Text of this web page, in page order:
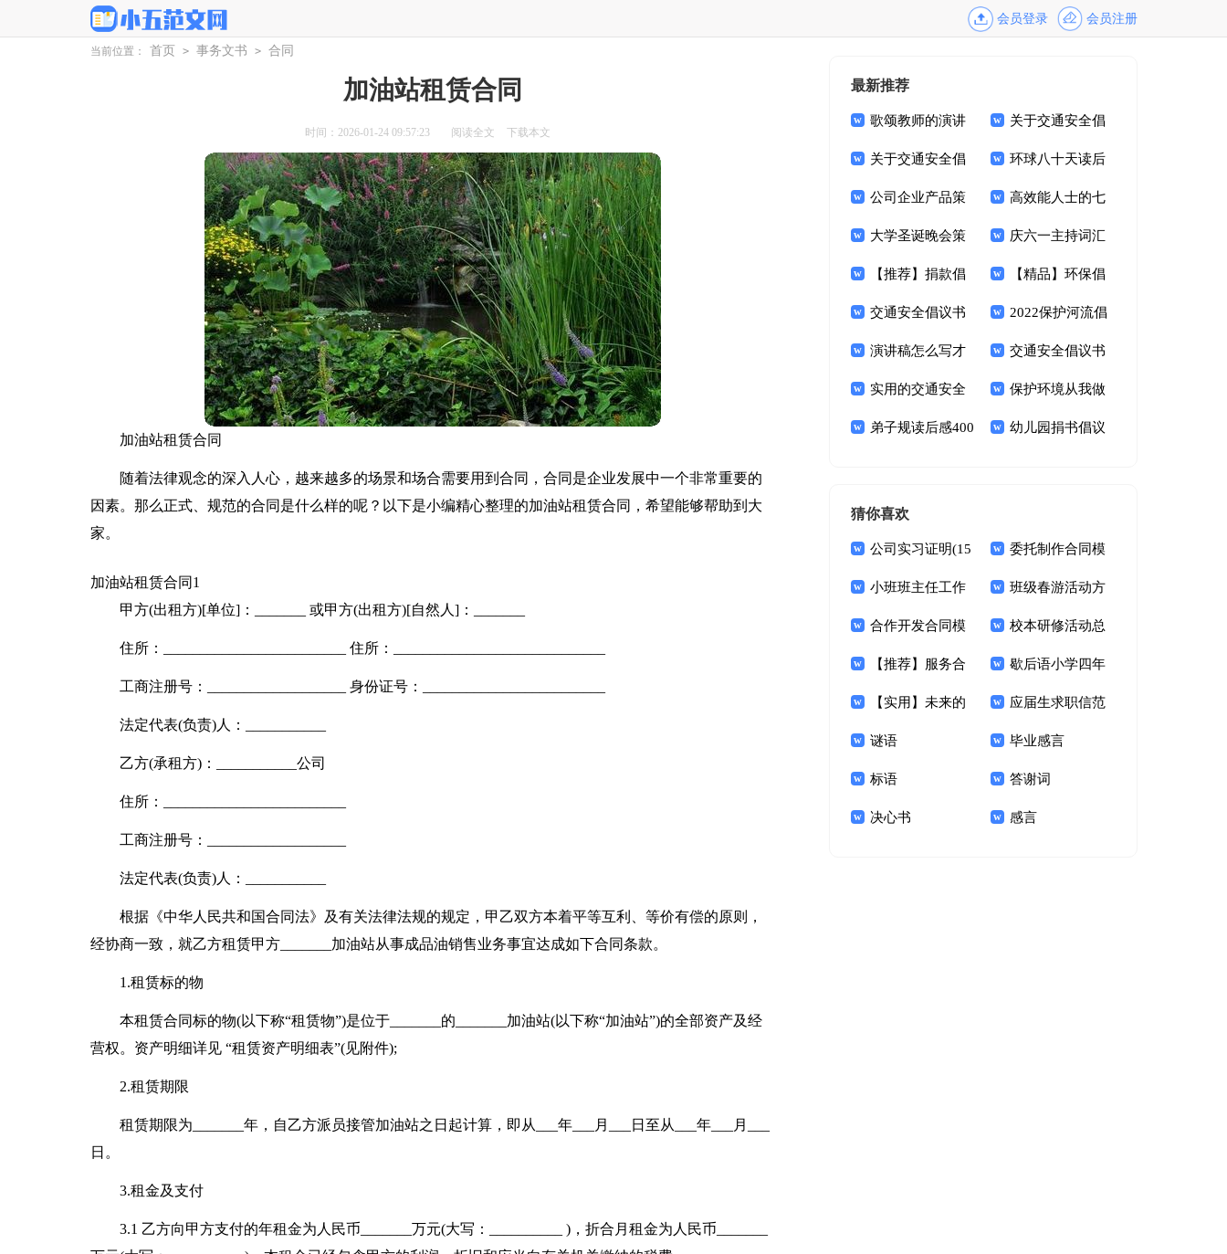
会员登录 会员注册
当前位置： 首页 > 事务文书 > 合同
加油站租赁合同
时间：2026-01-24 09:57:23 阅读全文 下载本文
加油站租赁合同
随着法律观念的深入人心，越来越多的场景和场合需要用到合同，合同是企业发展中一个非常重要的
因素。那么正式、规范的合同是什么样的呢？以下是小编精心整理的加油站租赁合同，希望能够帮助到大
家。
加油站租赁合同1
甲方(出租方)[单位]：_______ 或甲方(出租方)[自然人]：_______
住所：_________________________ 住所：_____________________________
工商注册号：___________________ 身份证号：_________________________
法定代表(负责)人：___________
乙方(承租方)：___________公司
住所：_________________________
工商注册号：___________________
法定代表(负责)人：___________
根据《中华人民共和国合同法》及有关法律法规的规定，甲乙双方本着平等互利、等价有偿的原则，
经协商一致，就乙方租赁甲方_______加油站从事成品油销售业务事宜达成如下合同条款。
1.租赁标的物
本租赁合同标的物(以下称“租赁物”)是位于_______的_______加油站(以下称“加油站”)的全部资产及经
营权。资产明细详见 “租赁资产明细表”(见附件);
2.租赁期限
租赁期限为_______年，自乙方派员接管加油站之日起计算，即从___年___月___日至从___年___月___
日。
3.租金及支付
3.1 乙方向甲方支付的年租金为人民币_______万元(大写：__________ )，折合月租金为人民币_______
最新推荐
歌颂教师的演讲
稿
关于交通安全倡
议书汇总六篇
关于交通安全倡
议书集合五篇
环球八十天读后
感
公司企业产品策
划书模板
高效能人士的七
个习惯读后感
大学圣诞晚会策
划书范本
庆六一主持词汇
总六篇
【推荐】捐款倡
议书范文集合9篇
【精品】环保倡
议书范文合集八篇
交通安全倡议书
(集锦15篇)
2022保护河流倡
议书
演讲稿怎么写才
打动人
交通安全倡议书
范文六篇
实用的交通安全
倡议书4篇
保护环境从我做
起倡议书五篇
弟子规读后感400 幼儿园捐书倡议
猜你喜欢
公司实习证明(15
篇)
委托制作合同模
板汇总7篇
小班班主任工作
总结
班级春游活动方
案
合作开发合同模
板锦集五篇
校本研修活动总
结
【推荐】服务合
同范文汇总9篇
歇后语小学四年
级下册
【实用】未来的
想象作文9篇
应届生求职信范
文(集锦15篇)
谜语 毕业感言
标语 答谢词
决心书 感言